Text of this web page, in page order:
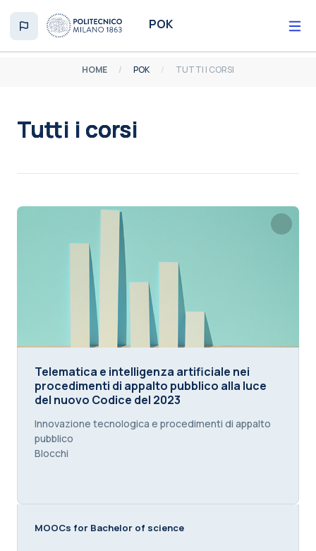
POK
HOME POK TUTTI I CORSI
Tutti i corsi
Telematica e intelligenza artificiale nei
Telematica e intelligenza artificiale nei
procedimenti di appalto pubblico alla luce
del nuovo Codice del 2023
Course summary text:
Innovazione tecnologica e procedimenti di appalto
pubblico
Blocchi
MOOCs for Bachelor of science